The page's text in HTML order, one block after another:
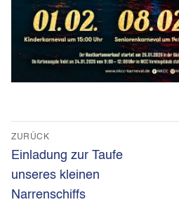
Beitragsnavigation
ZURÜCK
Vorheriger
Beitrag:
Einladung zur Taufe
unseres kleinen
Narrenschiffs